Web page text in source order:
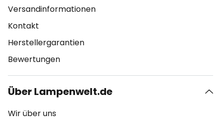
Versandinformationen
Kontakt
Herstellergarantien
Bewertungen
Über Lampenwelt.de
Wir über uns